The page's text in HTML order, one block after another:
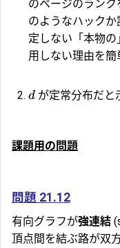
のページのラン
のようなハック
定しない「本物
用しない理由を簡
d が定常分布だと
課題用の問題
問題 21.12
有向グラフが強連結
頂点間を結ぶ路が双